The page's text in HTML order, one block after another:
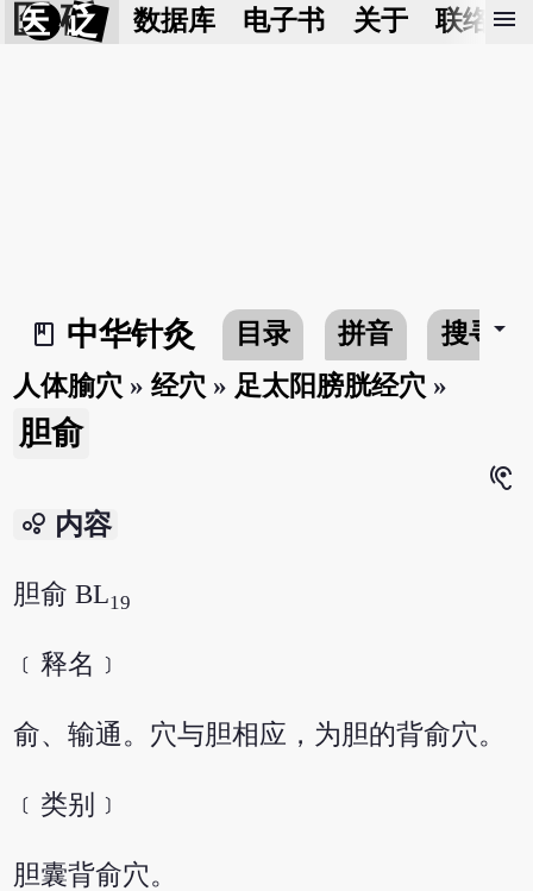
医 砭 数据库 电子书 关于 联络我
menu
book_2
中华针灸 目录 拼音 搜寻arrow_drop_down
人体腧穴 »经穴 » 足太阳膀胱经穴 »
胆俞
hearing
bubble_chart 内容
胆俞 BL19
﹝释名﹞
俞、输通。穴与胆相应，为胆的背俞穴。
﹝类别﹞
胆囊背俞穴。